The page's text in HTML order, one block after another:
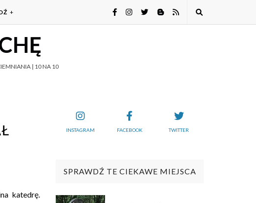
| 10 NA 10
katedrę.
INSTAGRAM FACEBOOK TWITTER
SPRAWDŹ TE CIEKAWE MIEJSCA